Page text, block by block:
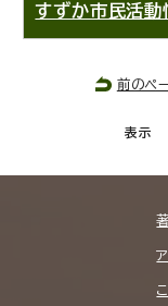
すずか市民活動
前のペ
表示